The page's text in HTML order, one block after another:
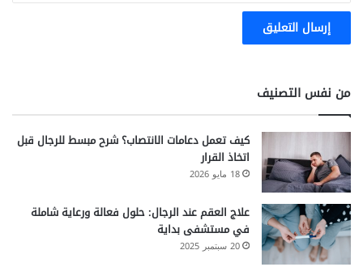
من نفس التصنيف
كيف تعمل دعامات الانتصاب؟ شرح مبسط للرجال قبل
اتخاذ القرار
18 مايو 2026
علاج العقم عند الرجال: حلول فعالة ورعاية شاملة
في مستشفى بداية
20 سبتمبر 2025